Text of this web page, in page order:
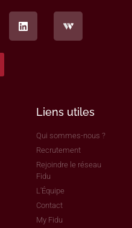
Liens utiles
Qui sommes-nous ?
Recrutement
Rejoindre le réseau
Fidu
L'Équipe
Contact
My Fidu